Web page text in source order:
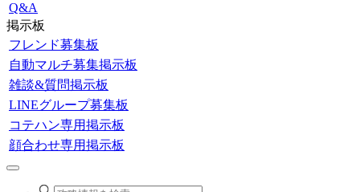
Q&A
掲示板
フレンド募集板
自動マルチ募集掲示板
雑談&質問掲示板
LINEグループ募集板
コテハン専用掲示板
顔合わせ専用掲示板